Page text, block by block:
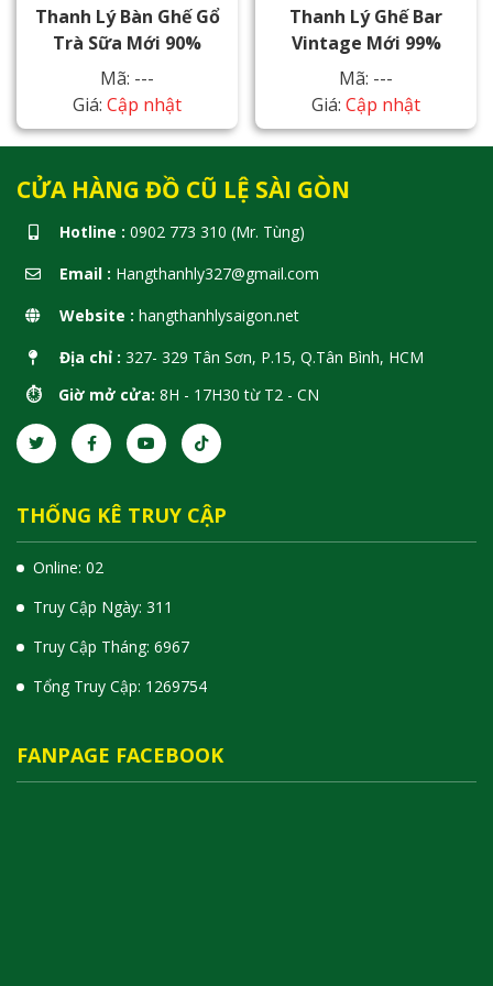
Thanh Lý Bàn Ghế Gổ
Trà Sữa Mới 90%
Mã: ---
Giá: Cập nhật
Thanh Lý Ghế Bar
Vintage Mới 99%
Mã: ---
Giá: Cập nhật
CỬA HÀNG ĐỒ CŨ LỆ SÀI GÒN
Hotline : 0902 773 310 (Mr. Tùng)
Email : Hangthanhly327@gmail.com
Website : hangthanhlysaigon.net
Địa chỉ : 327- 329 Tân Sơn, P.15, Q.Tân Bình, HCM
⏱️ Giờ mở cửa: 8H - 17H30 từ T2 - CN
THỐNG KÊ TRUY CẬP
Online: 02
Truy Cập Ngày: 311
Truy Cập Tháng: 6967
Tổng Truy Cập: 1 269754
FANPAGE FACEBOOK